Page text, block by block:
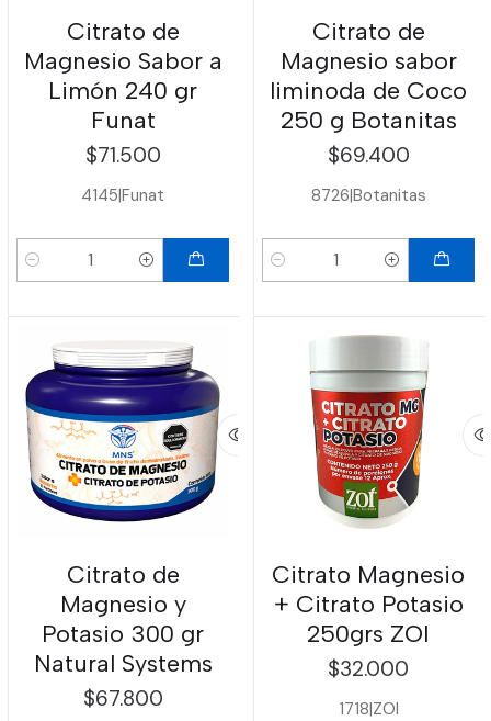
Citrato de
Magnesio Sabor a
Limón 240 gr
Funat
$71.500
4145|Funat
Cantidad
Citrato de
Magnesio sabor
liminoda de Coco
250 g Botanitas
$69.400
8726|Botanitas
Cantidad
Citrato de
Magnesio y
Potasio 300 gr
Natural Systems
$67.800
Citrato Magnesio
+ Citrato Potasio
250grs ZOI
$32.000
1718|ZOI